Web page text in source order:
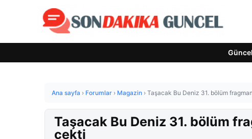
Ana sayfa › Forumlar › Magazin › Taşacak Bu Deniz 31. bölüm
Taşacak Bu Deniz 31. bölüm
çekti